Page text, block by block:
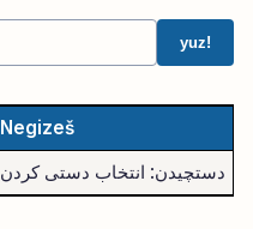
yuz!
Negizeš
دستچیدن: انتخاب دستی کردن